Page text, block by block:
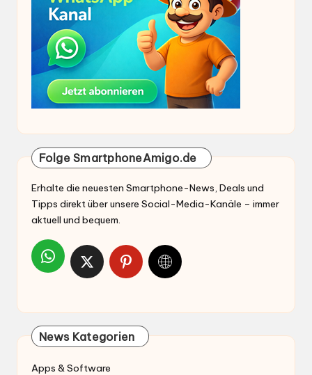
Folge SmartphoneAmigo.de
Erhalte die neuesten Smartphone-News, Deals und
Tipps direkt über unsere Social-Media-Kanäle – immer
aktuell und bequem.
News Kategorien
Apps & Software